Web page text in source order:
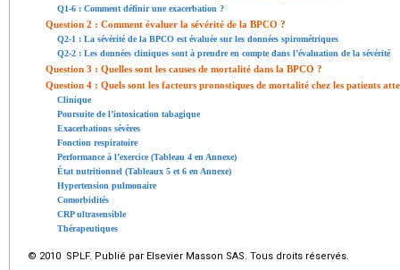
Q1-6 : Comment définir une exacerbation ?
Question 2 : Comment évaluer la sévérité de la BPCO ?
Q2-1 : La sévérité de la BPCO est évaluée sur les données spirométriques
Q2-2 : Les données cliniques sont à prendre en compte dans l’évaluation de la sévérité
Question 3 : Quelles sont les causes de mortalité dans la BPCO ?
Question 4 : Quels sont les facteurs pronostiques de mortalité chez les patients
Clinique
Poursuite de l’intoxication tabagique
Exacerbations sévères
Fonction respiratoire
Performance à l’exercice (Tableau 4 en Annexe)
État nutritionnel (Tableaux 5 et 6 en Annexe)
Hypertension pulmonaire
Comorbidités
CRP ultrasensible
Thérapeutiques
© 2010 SPLF. Publié par Elsevier Masson SAS. Tous droits réservés.